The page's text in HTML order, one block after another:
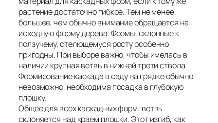
растение достаточно гибкое. Тем не менее,
большее, чем обычно внимание обращается на
исходную форму дерева. Формы, склонные к
ползучему, стелющемуся росту особенно
пригодны. При выборе важно, чтобы имелась в
наличии крупная ветвь в нижней трети ствола.
Формирование каскада в саду на грядке обычно
невозможно, необходима посадка в глубокую
плошку.
Общее для всех каскадных форм: ветвь
склоняется над краем плошки. Этот изгиб, как